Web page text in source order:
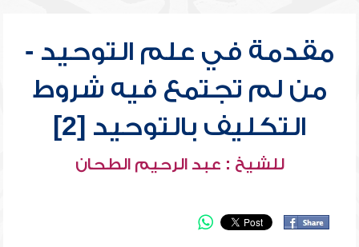
مقدمة في علم التوحيد -
من لم تجتمع فيه شروط
التكليف بالتوحيد [2]
للشيخ : عبد الرحيم الطحان